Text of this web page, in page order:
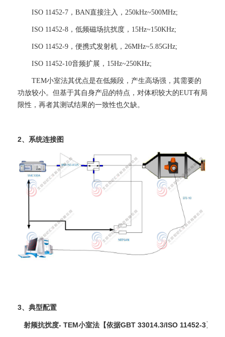
ISO 11452-7，BAN直接注入，250kHz~500MHz;
ISO 11452-8，低频磁场抗扰度，15Hz~150KHz;
ISO 11452-9，便携式发射机，26MHz~5.85GHz;
ISO 11452-10音频扩展，15Hz~250KHz;
TEM小室法其优点是在低频段，产生高场强，其需要的
功放较小。但基于其自身产品的特点，对体积较大的EUT有局
限性，再者其测试结果的一致性也欠缺。
2、系统连接图
3、典型配置
射频抗扰度- TEM小室法【依据GBT 33014.3/ISO 11452-3】